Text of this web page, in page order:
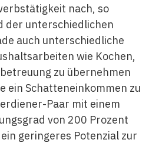
nach, so
der unterschiedlichen
auch unterschiedliche
wie Kochen,
zu übernehmen
ein Schatteneinkommen zu
Paar mit einem
von 200 Prozent
geringeres Potenzial zur